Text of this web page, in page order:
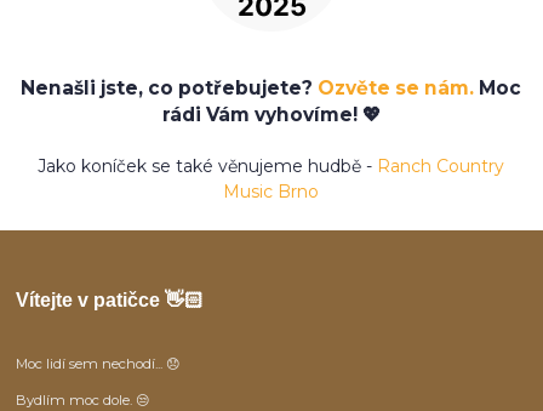
Nenašli jste, co potřebujete? Ozvěte se nám. Moc
rádi Vám vyhovíme! 💖
Jako koníček se také věnujeme hudbě - Ranch Country
Music Brno
Vítejte v patičce 👋🏻
Moc lidí sem nechodí... 😞
Bydlím moc dole. 😒